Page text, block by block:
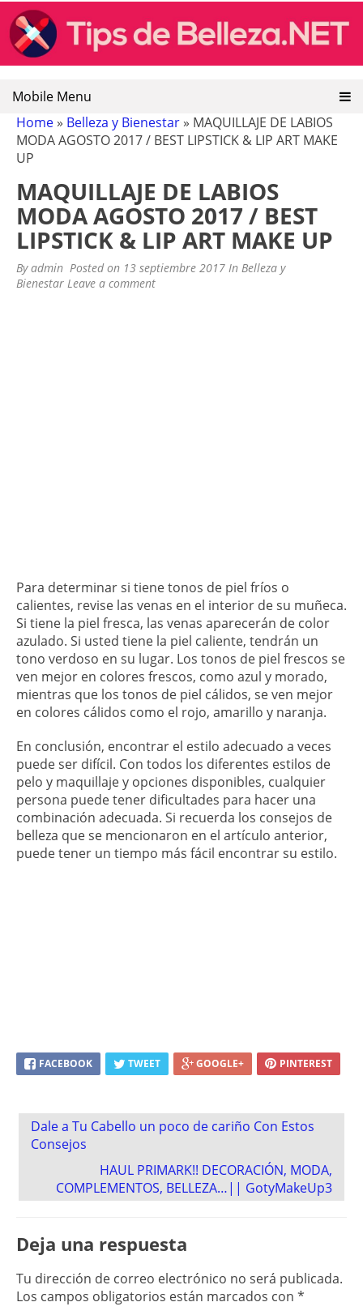
Skip
to
content
TIPS DE BELLEZA: CONSEJOS DE
BELLEZA
Tips de belleza, recetas naturales de belleza, remedios
caseros y naturales
Mobile Menu
Home » Belleza y Bienestar » MAQUILLAJE DE LABIOS
MODA AGOSTO 2017 / BEST LIPSTICK & LIP ART MAKE
UP
MAQUILLAJE DE LABIOS
MODA AGOSTO 2017 / BEST
LIPSTICK & LIP ART MAKE UP
Byadmin Posted on 13 septiembre 2017 In Belleza y
Bienestar Leave a comment
Para determinar si tiene tonos de piel fríos o
calientes, revise las venas en el interior de su muñeca.
Si tiene la piel fresca, las venas aparecerán de color
azulado. Si usted tiene la piel caliente, tendrán un
tono verdoso en su lugar. Los tonos de piel frescos se
ven mejor en colores frescos, como azul y morado,
mientras que los tonos de piel cálidos, se ven mejor
en colores cálidos como el rojo, amarillo y naranja.
En conclusión, encontrar el estilo adecuado a veces
puede ser difícil. Con todos los diferentes estilos de
pelo y maquillaje y opciones disponibles, cualquier
persona puede tener dificultades para hacer una
combinación adecuada. Si recuerda los consejos de
belleza que se mencionaron en el artículo anterior,
puede tener un tiempo más fácil encontrar su estilo.
FACEBOOK TWEET GOOGLE+ PINTEREST
Post
navigation
Dale a Tu Cabello un poco de cariño Con Estos
Consejos
HAUL PRIMARK!! DECORACIÓN, MODA,
COMPLEMENTOS, BELLEZA…|| GotyMakeUp3
Deja una respuesta
Tu dirección de correo electrónico no será publicada.
Los campos obligatorios están marcados con *